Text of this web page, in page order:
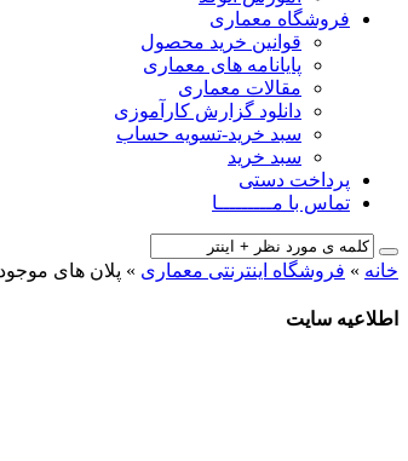
فروشگاه معماری
قوانین خرید محصول
پایانامه های معماری
مقالات معماری
دانلود گزارش کارآموزی
سبد خرید-تسویه حساب
سبد خرید
پرداخت دستی
تماس با مـــــــــا
خانه » فروشگاه اینترنتی معماری » پلان های
اطلاعیه سایت